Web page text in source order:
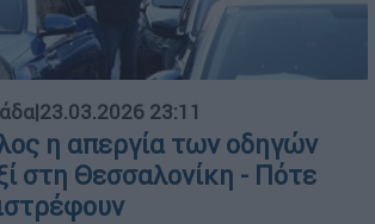
|23.03.2026 23:11
η απεργία των οδηγών
στη Θεσσαλονίκη - Πότε